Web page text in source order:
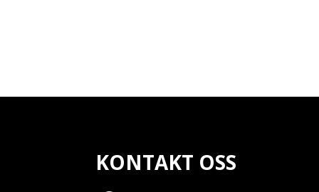
KONTAKT OSS